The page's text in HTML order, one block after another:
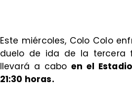
Este miércoles, Colo Colo
duelo de ida de la tercera
llevará a cabo en el
21:30 horas.